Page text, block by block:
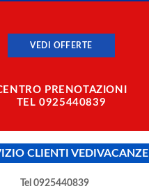
VEDI OFFERTE
PRENOTAZIONI
TEL 0925440839
CLIENTI VEDIVACANZE
Tel 0925440839